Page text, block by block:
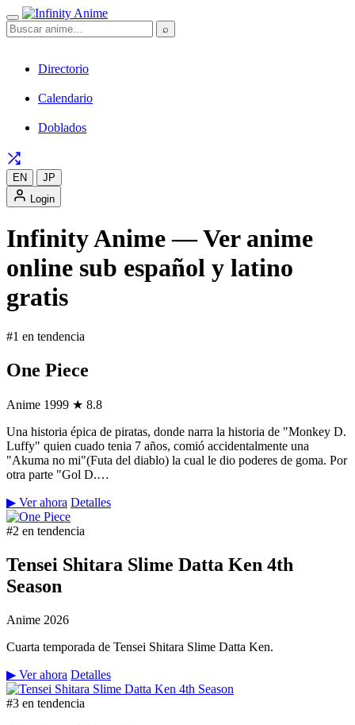
⌕
Directorio
Calendario
Doblados
EN
JP
Login
Infinity Anime — Ver anime
online sub español y latino
gratis
#1 en tendencia
One Piece
Anime 1999 ★ 8.8
Una historia épica de piratas, donde narra la historia de "Monkey D.
Luffy" quien cuado tenia 7 años, comió accidentalmente una
"Akuma no mi"(Futa del diablo) la cual le dio poderes de goma. Por
otra parte "Gol D.…
▶ Ver ahora Detalles
#2 en tendencia
Tensei Shitara Slime Datta Ken 4th
Season
Anime 2026
Cuarta temporada de Tensei Shitara Slime Datta Ken.
▶ Ver ahora Detalles
#3 en tendencia